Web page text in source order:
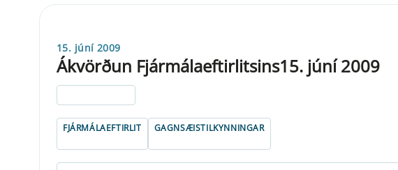
15. júní 2009
Ákvörðun Fjármálaeftirlitsins15. júní 2009
FJÁRMÁLAEFTIRLIT GAGNSÆISTILKYNNINGAR